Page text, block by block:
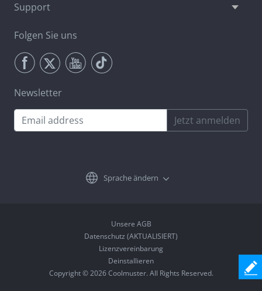
Support
Folgen Sie uns
Newsletter
Jetzt anmelden
Sprache ändern
Unsere AGB
Datenschutz (AKTUALISIERT)
Lizenzvereinbarung
Deinstallieren
Copyright © 2026 Coolmuster. All Rights Reserved.